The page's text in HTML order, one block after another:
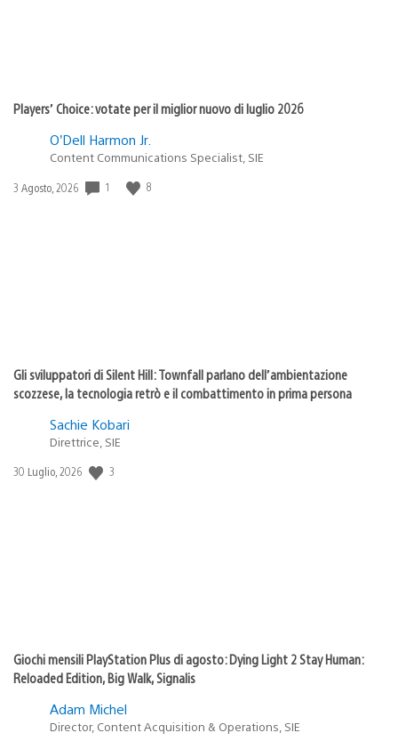
Players’ Choice: votate per il miglior nuovo di luglio 2026
O’Dell Harmon Jr.
Content Communications Specialist, SIE
Data
3 Agosto, 2026 1 8
Gli sviluppatori di Silent Hill: Townfall parlano dell’ambientazione
scozzese, la tecnologia retrò e il combattimento in prima persona
Sachie Kobari
Direttrice, SIE
Data
30 Luglio, 2026 3
Giochi mensili PlayStation Plus di agosto: Dying Light 2 Stay Human:
Reloaded Edition, Big Walk, Signalis
Adam Michel
Director, Content Acquisition & Operations, SIE